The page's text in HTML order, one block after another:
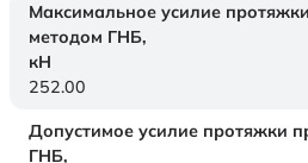
Максимальное усилие
методом ГНБ,
кН
252.00
Допустимое усилие протяжки
ГНБ,